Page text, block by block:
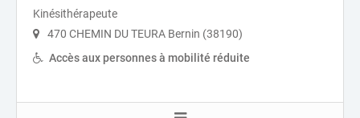
Kinésithérapeute
470 CHEMIN DU TEURA Bernin (38190)
Accès aux personnes à mobilité réduite